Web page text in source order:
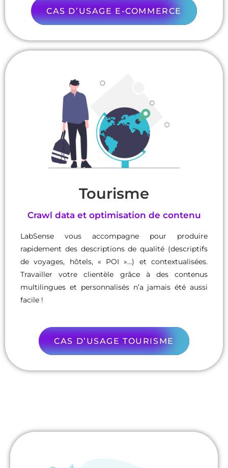
CAS D’USAGE E-COMMERCE​
Tourisme
Crawl data et optimisation de contenu
LabSense vous accompagne pour produire
rapidement des descriptions de qualité (descriptifs
de voyages, hôtels, « POI »…) et contextualisées.
Travailler votre clientèle grâce à des contenus
multilingues et personnalisés n’a jamais été aussi
facile !
CAS D’USAGE TOURISME